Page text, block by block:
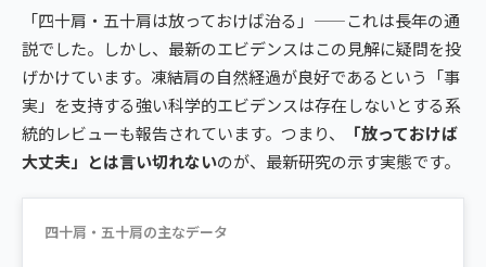
「四十肩・五十肩は放っておけば治る」——これは長年の通
説でした。しかし、最新のエビデンスはこの見解に疑問を投
げかけています。凍結肩の自然経過が良好であるという「事
実」を支持する強い科学的エビデンスは存在しないとする系
統的レビューも報告されています。つまり、
「放っておけば
大丈夫」とは言い切れないのが、最新研究の示す実態です。
四十肩・五十肩の主なデータ